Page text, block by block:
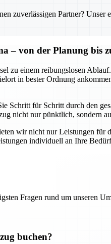
zuverlässigen Partner?
– von der Planung bis
zu einem reibungslosen
in bester Ordnung
Schritt für Schritt durch den
nicht nur pünktlich, sondern
wir nicht nur Leistungen für
individuell an Ihre
Fragen rund um unseren
buchen?